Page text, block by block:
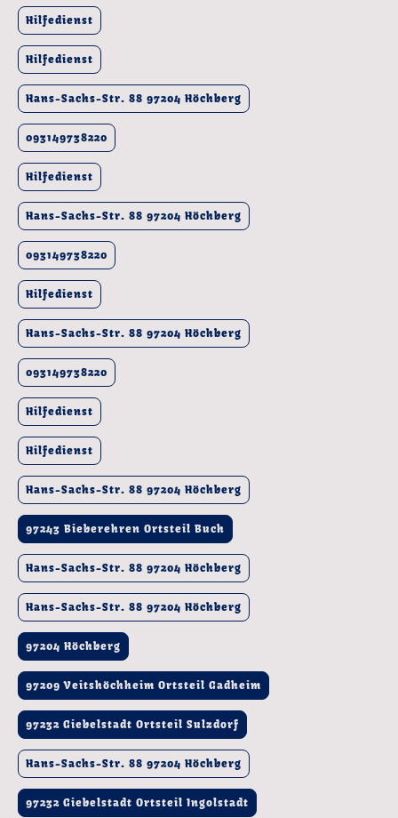
Hilfedienst
Hilfedienst
Hans-Sachs-Str. 88 97204 Höchberg
093149738220
Hilfedienst
Hans-Sachs-Str. 88 97204 Höchberg
093149738220
Hilfedienst
Hans-Sachs-Str. 88 97204 Höchberg
093149738220
Hilfedienst
Hilfedienst
Hans-Sachs-Str. 88 97204 Höchberg
97243 Bieberehren Ortsteil Buch
Hans-Sachs-Str. 88 97204 Höchberg
Hans-Sachs-Str. 88 97204 Höchberg
97204 Höchberg
97209 Veitshöchheim Ortsteil Gadheim
97232 Giebelstadt Ortsteil Sulzdorf
Hans-Sachs-Str. 88 97204 Höchberg
97232 Giebelstadt Ortsteil Ingolstadt